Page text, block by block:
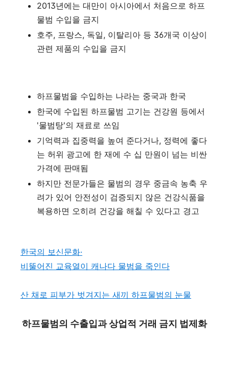
2013년에는 대만이 아시아에서 처음으로 하프
물범 수입을 금지
호주, 프랑스, 독일, 이탈리아 등 36개국 이상이
관련 제품의 수입을 금지
하프물범을 수입하는 나라는 중국과 한국
한국에 수입된 하프물범 고기는 건강원 등에서
'물범탕'의 재료로 쓰임
기억력과 집중력을 높여 준다거나, 정력에 좋다
는 허위 광고에 한 재에 수 십 만원이 넘는 비싼
가격에 판매됨
하지만 전문가들은 물범의 경우 중금속 농축 우
려가 있어 안전성이 검증되지 않은 건강식품을
복용하면 오히려 건강을 해칠 수 있다고 경고
한국의 보신문화·
비뚤어진 교육열이 캐나다 물범을 죽인다
산 채로 피부가 벗겨지는 새끼 하프물범의 눈물
하프물범의 수출입과 상업적 거래 금지 법제화